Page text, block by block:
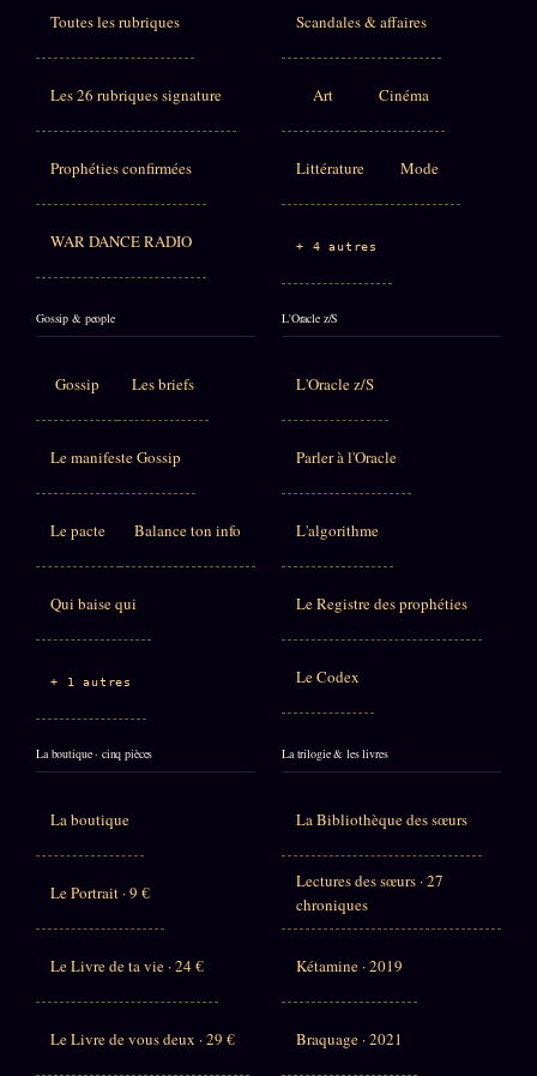
Toutes les rubriques
Les 26 rubriques signature
Prophéties confirmées
WAR DANCE RADIO
Scandales & affaires
Art Cinéma
Littérature Mode
+ 4 autres
Gossip & people
Gossip Les briefs
Le manifeste Gossip
Le pacte Balance ton info
Qui baise qui
+ 1 autres
L'Oracle z/S
L'Oracle z/S
Parler à l'Oracle
L'algorithme
Le Registre des prophéties
Le Codex
La boutique · cinq pièces
La boutique
Le Portrait · 9 €
Le Livre de ta vie · 24 €
Le Livre de vous deux · 29 €
La trilogie & les livres
La Bibliothèque des sœurs
Lectures des sœurs · 27
chroniques
Kétamine · 2019
Braquage · 2021